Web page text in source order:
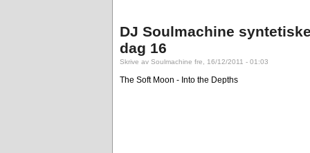
DJ Soulmachine
dag 16
Skrive av Soulmachine fre, 16/12/2011 - 01:03
The Soft Moon - Into the Depths